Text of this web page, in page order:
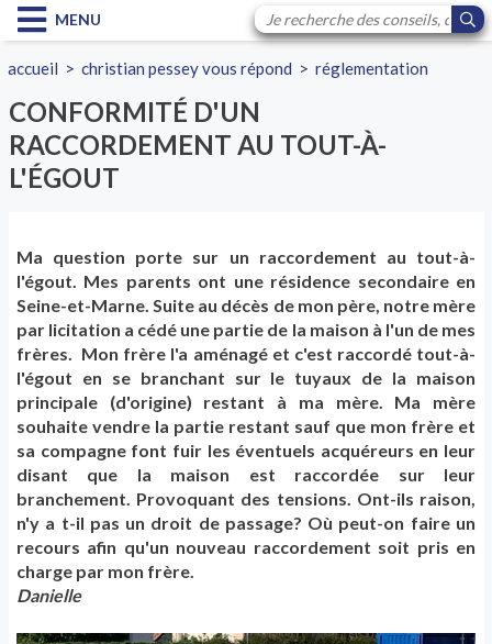
MENU
accueil >christian pessey vous répond >réglementation
CONFORMITÉ D'UN
RACCORDEMENT AU TOUT-À-
L'ÉGOUT
Ma question porte sur un raccordement au tout-à-
l'égout. Mes parents ont une résidence secondaire en
Seine-et-Marne. Suite au décès de mon père, notre mère
par licitation a cédé une partie de la maison à l'un de mes
frères. Mon frère l'a aménagé et c'est raccordé tout-à-
l'égout en se branchant sur le tuyaux de la maison
principale (d'origine) restant à ma mère. Ma mère
souhaite vendre la partie restant sauf que mon frère et
sa compagne font fuir les éventuels acquéreurs en leur
disant que la maison est raccordée sur leur
branchement. Provoquant des tensions. Ont-ils raison,
n'y a t-il pas un droit de passage? Où peut-on faire un
recours afin qu'un nouveau raccordement soit pris en
charge par mon frère.
Danielle